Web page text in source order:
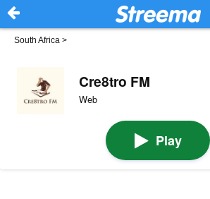
South Africa >
Cre8tro FM
Web
Play